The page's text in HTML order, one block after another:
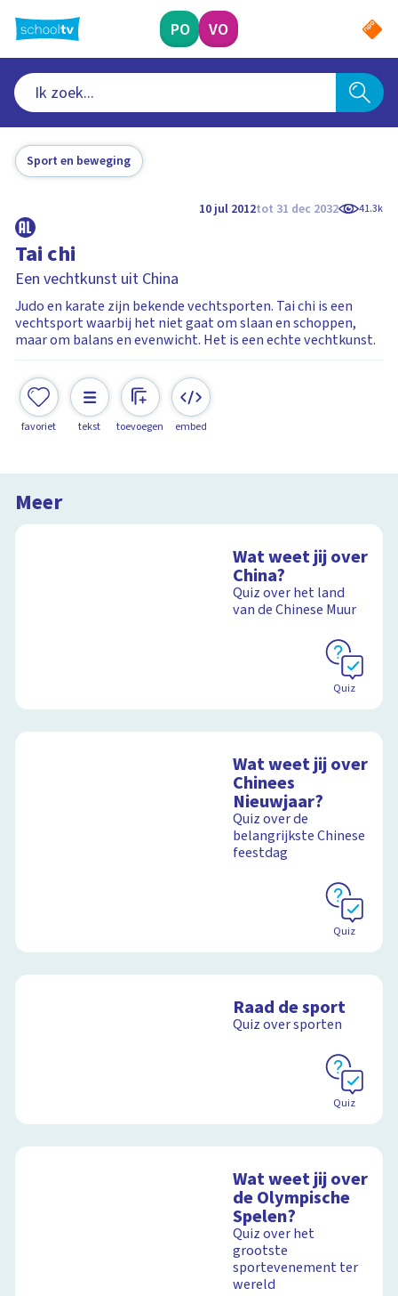
naar
hoofdinhoud
PO VO
Sport en beweging
10 jul 2012tot 31 dec 2032 41.3k
Tai chi
Een vechtkunst uit China
Judo en karate zijn bekende vechtsporten. Tai chi is een
vechtsport waarbij het niet gaat om slaan en schoppen,
maar om balans en evenwicht. Het is een echte vechtkunst.
favoriet tekst toevoegen embed
Meer
Wat weet jij over
China?
Quiz over het land
van de Chinese Muur
Quiz
Wat weet jij over
Chinees
Nieuwjaar?
Quiz over de
belangrijkste Chinese
feestdag
Quiz
Raad de sport
Quiz over sporten
Quiz
Wat weet jij over
de Olympische
Spelen?
Quiz over het
grootste
sportevenement ter
wereld